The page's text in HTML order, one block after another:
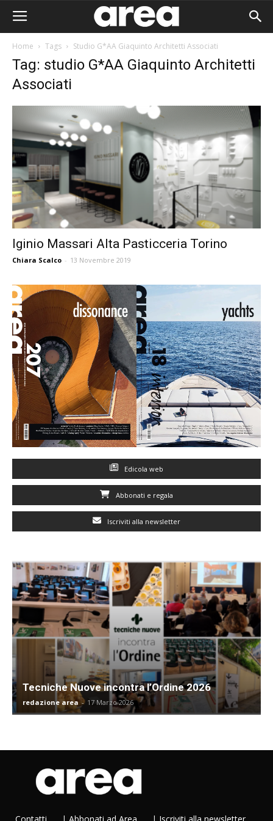
Home Tags Studio G*AA Giaquinto Architetti Associati
Tag: studio G*AA Giaquinto Architetti
Associati
Iginio Massari Alta Pasticceria Torino
Chiara Scalco - 13 Novembre 2019
Edicola web
Abbonati e regala
Iscriviti alla newsletter
Tecniche Nuove incontra l’Ordine 2026
redazione area - 17 Marzo 2026